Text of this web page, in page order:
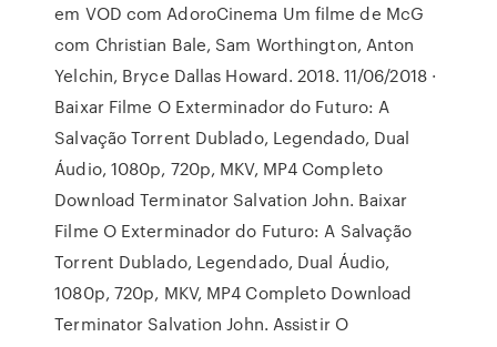
em VOD com AdoroCinema Um filme de McG
com Christian Bale, Sam Worthington, Anton
Yelchin, Bryce Dallas Howard. 2018. 11/06/2018 ·
Baixar Filme O Exterminador do Futuro: A
Salvação Torrent Dublado, Legendado, Dual
Áudio, 1080p, 720p, MKV, MP4 Completo
Download Terminator Salvation John. Baixar
Filme O Exterminador do Futuro: A Salvação
Torrent Dublado, Legendado, Dual Áudio,
1080p, 720p, MKV, MP4 Completo Download
Terminator Salvation John. Assistir O